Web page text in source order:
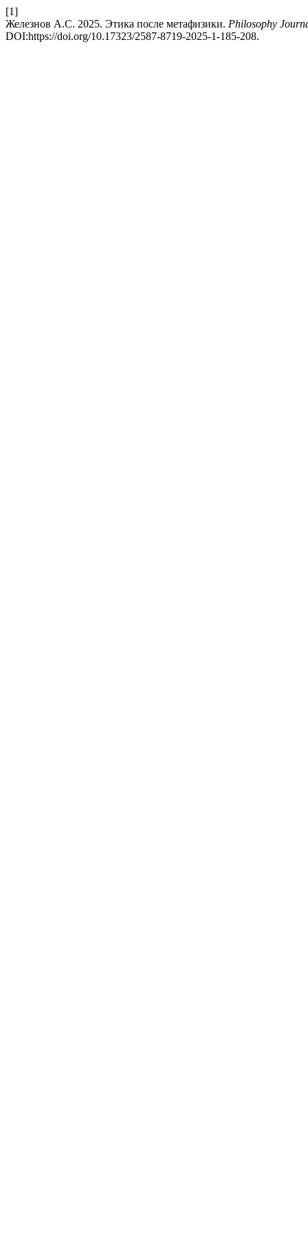
[1]
Железнов А.С. 2025. Этика после метафизики. Philosophy
DOI:https://doi.org/10.17323/2587-8719-2025-1-185-208.